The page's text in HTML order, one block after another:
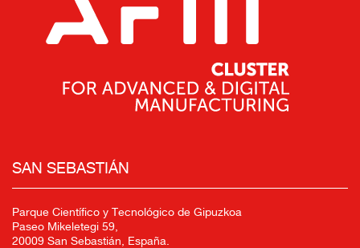
SAN SEBASTIÁN
Parque Científico y Tecnológico de Gipuzkoa
Paseo Mikeletegi 59,
20009 San Sebastián, España.